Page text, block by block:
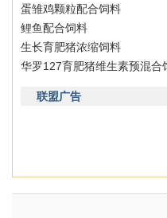
蛋雏鸡颗粒配合饲料
鲤鱼配合饲料
生长育肥猪浓缩饲料
华罗127育肥猪维生素预混合
联盟广告